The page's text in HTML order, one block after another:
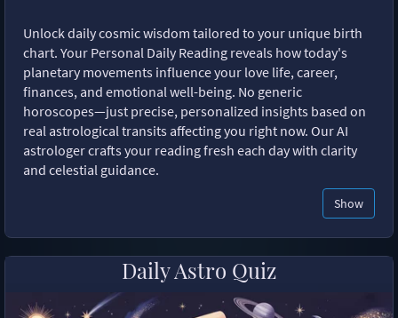
Unlock daily cosmic wisdom tailored to your unique birth
chart. Your Personal Daily Reading reveals how today's
planetary movements influence your love life, career,
finances, and emotional well-being. No generic
horoscopes—just precise, personalized insights based on
real astrological transits affecting you right now. Our AI
astrologer crafts your reading fresh each day with clarity
and celestial guidance.
Show
Daily Astro Quiz